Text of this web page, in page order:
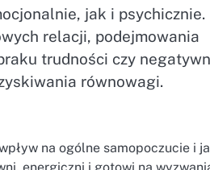
jak i psychicznie.
relacji, podejmowania
trudności czy
równowagi.
na ogólne samopoczucie i